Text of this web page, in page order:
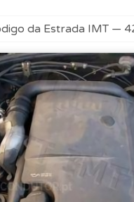
da Estrada IMT —